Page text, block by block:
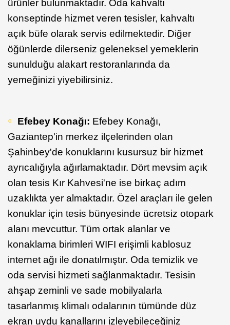
ürünler bulunmaktadır. Oda kahvaltı
konseptinde hizmet veren tesisler, kahvaltı
açık büfe olarak servis edilmektedir. Diğer
öğünlerde dilerseniz geleneksel yemeklerin
sunulduğu alakart restoranlarında da
yemeğinizi yiyebilirsiniz.
Efebey Konağı: Efebey Konağı,
Gaziantep'in merkez ilçelerinden olan
Şahinbey'de konuklarını kusursuz bir hizmet
ayrıcalığıyla ağırlamaktadır. Dört mevsim açık
olan tesis Kır Kahvesi'ne ise birkaç adım
uzaklıkta yer almaktadır. Özel araçları ile gelen
konuklar için tesis bünyesinde ücretsiz otopark
alanı mevcuttur. Tüm ortak alanlar ve
konaklama birimleri WIFI erişimli kablosuz
internet ağı ile donatılmıştır. Oda temizlik ve
oda servisi hizmeti sağlanmaktadır. Tesisin
ahşap zeminli ve sade mobilyalarla
tasarlanmış klimalı odalarının tümünde düz
ekran uydu kanallarını izleyebileceğiniz